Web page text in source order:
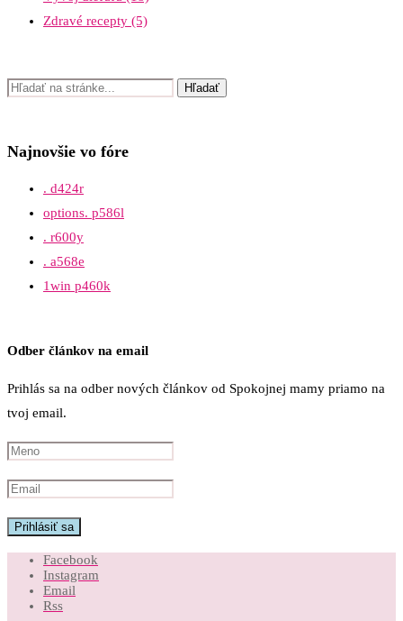
Zdravé recepty (5)
Najnovšie vo fóre
. d424r
options. p586l
. r600y
. a568e
1win p460k
Odber článkov na email
Prihlás sa na odber nových článkov od Spokojnej mamy priamo na
tvoj email.
Facebook
Instagram
Email
Rss